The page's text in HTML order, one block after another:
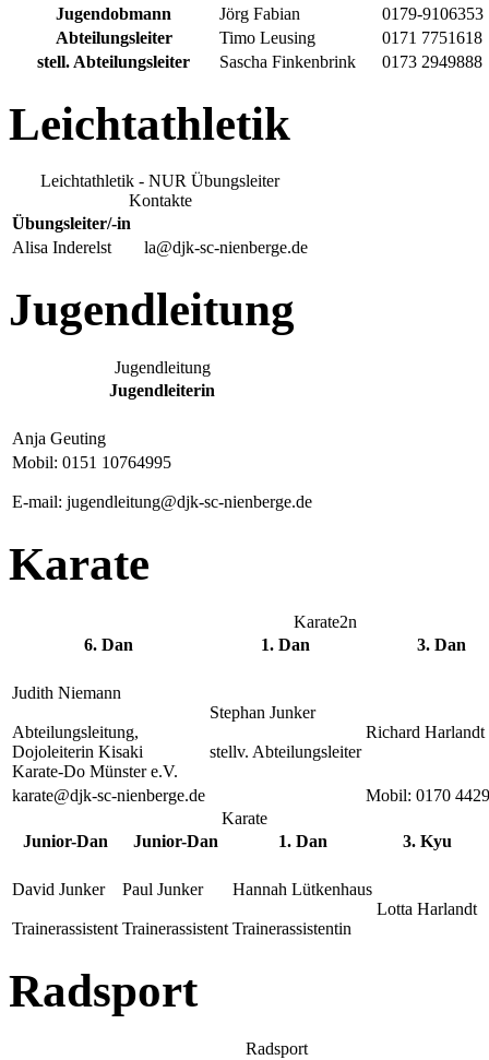
Jugendobmann
Jörg Fabian
0179-9106353
Abteilungsleiter
Timo Leusing
0171 7751618
stell. Abteilungsleiter
Sascha Finkenbrink 0173 2949888
Leichtathletik
Leichtathletik - NUR Übungsleiter
Kontakte
Übungsleiter/-in
Alisa Inderelst
la@djk-sc-nienberge.de
Jugendleitung
Jugendleitung
Jugendleiterin
Anja Geuting
Mobil: 0151 10764995
E-mail: jugendleitung@djk-sc-nienberge.de
Karate
Karate2n
6. Dan
1. Dan 3. Dan
Judith Niemann
Abteilungsleitung,
Dojoleiterin Kisaki
Karate-Do Münster e.V.
Stephan Junker
stellv. Abteilungsleiter
Richard Harlandt
karate@djk-sc-nienberge.de
Mobil: 0170
Karate
Junior-Dan
Junior-Dan 1. Dan 3. Kyu
David Junker
Trainerassistent
Paul Junker
Trainerassistent
Hannah Lütkenhaus
Trainerassistentin
Lotta Harlandt
Radsport
Radsport